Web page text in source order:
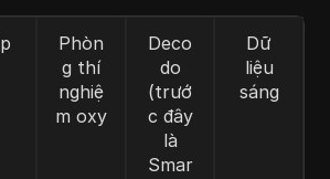
Phòn
g thí
nghiệ
m oxy
Deco
do
(trướ
c đây
là
Smar
Dữ
liệu
sáng